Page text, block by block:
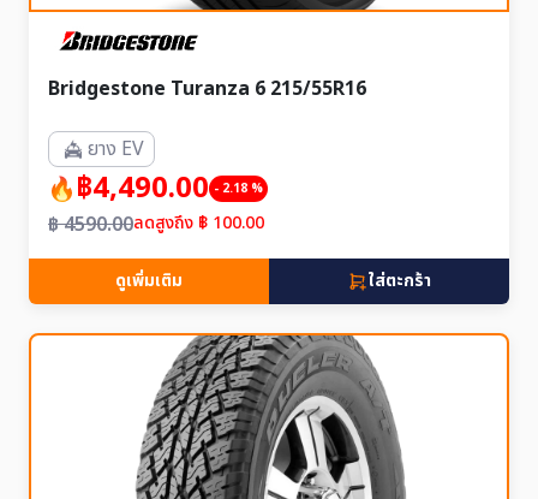
Bridgestone Turanza 6 215/55R16
ยาง EV
฿4,490.00 - 2.18 %
฿ 4590.00ลดสูงถึง ฿ 100.00
ดูเพิ่มเติม ใส่ตะกร้า